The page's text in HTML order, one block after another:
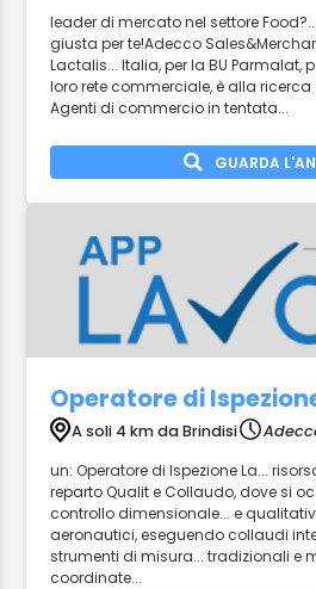
leader di mercato nel settore
giusta per te!Adecco
Lactalis... Italia, per la BU Parmalat,
loro rete commerciale, è alla ricerca
Agenti di commercio in tentata...
GUARDA
Operatore di
A soli 4 km da Brindisi
un: Operatore di Ispezione La...
reparto Qualit e Collaudo, dove si
controllo dimensionale... e
aeronautici, eseguendo collaudi
strumenti di misura... tradizionali e
coordinate...